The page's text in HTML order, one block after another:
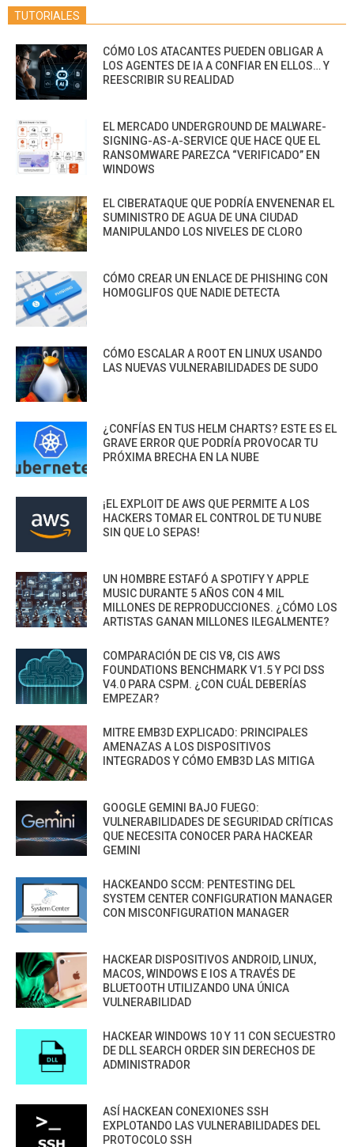
TUTORIALES
CÓMO LOS ATACANTES PUEDEN OBLIGAR A
LOS AGENTES DE IA A CONFIAR EN ELLOS… Y
REESCRIBIR SU REALIDAD
EL MERCADO UNDERGROUND DE MALWARE-
SIGNING-AS-A-SERVICE QUE HACE QUE EL
RANSOMWARE PAREZCA “VERIFICADO” EN
WINDOWS
EL CIBERATAQUE QUE PODRÍA ENVENENAR EL
SUMINISTRO DE AGUA DE UNA CIUDAD
MANIPULANDO LOS NIVELES DE CLORO
CÓMO CREAR UN ENLACE DE PHISHING CON
HOMOGLIFOS QUE NADIE DETECTA
CÓMO ESCALAR A ROOT EN LINUX USANDO
LAS NUEVAS VULNERABILIDADES DE SUDO
¿CONFÍAS EN TUS HELM CHARTS? ESTE ES EL
GRAVE ERROR QUE PODRÍA PROVOCAR TU
PRÓXIMA BRECHA EN LA NUBE
¡EL EXPLOIT DE AWS QUE PERMITE A LOS
HACKERS TOMAR EL CONTROL DE TU NUBE
SIN QUE LO SEPAS!
UN HOMBRE ESTAFÓ A SPOTIFY Y APPLE
MUSIC DURANTE 5 AÑOS CON 4 MIL
MILLONES DE REPRODUCCIONES. ¿CÓMO LOS
ARTISTAS GANAN MILLONES ILEGALMENTE?
COMPARACIÓN DE CIS V8, CIS AWS
FOUNDATIONS BENCHMARK V1.5 Y PCI DSS
V4.0 PARA CSPM. ¿CON CUÁL DEBERÍAS
EMPEZAR?
MITRE EMB3D EXPLICADO: PRINCIPALES
AMENAZAS A LOS DISPOSITIVOS
INTEGRADOS Y CÓMO EMB3D LAS MITIGA
GOOGLE GEMINI BAJO FUEGO:
VULNERABILIDADES DE SEGURIDAD CRÍTICAS
QUE NECESITA CONOCER PARA HACKEAR
GEMINI
HACKEANDO SCCM: PENTESTING DEL
SYSTEM CENTER CONFIGURATION MANAGER
CON MISCONFIGURATION MANAGER
HACKEAR DISPOSITIVOS ANDROID, LINUX,
MACOS, WINDOWS E IOS A TRAVÉS DE
BLUETOOTH UTILIZANDO UNA ÚNICA
VULNERABILIDAD
HACKEAR WINDOWS 10 Y 11 CON SECUESTRO
DE DLL SEARCH ORDER SIN DERECHOS DE
ADMINISTRADOR
ASÍ HACKEAN CONEXIONES SSH
EXPLOTANDO LAS VULNERABILIDADES DEL
PROTOCOLO SSH